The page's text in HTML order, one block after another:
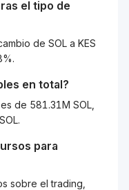
el tipo de
de SOL a KES
en total?
de 581.31M SOL,
para
sobre el trading,